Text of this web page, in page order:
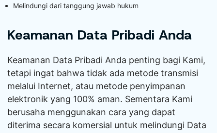
Melindungi dari tanggung jawab hukum
Keamanan Data Pribadi Anda
Keamanan Data Pribadi Anda penting bagi Kami,
tetapi ingat bahwa tidak ada metode transmisi
melalui Internet, atau metode penyimpanan
elektronik yang 100% aman. Sementara Kami
berusaha menggunakan cara yang dapat
diterima secara komersial untuk melindungi Data